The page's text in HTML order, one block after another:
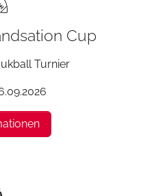
Cup
Turnier